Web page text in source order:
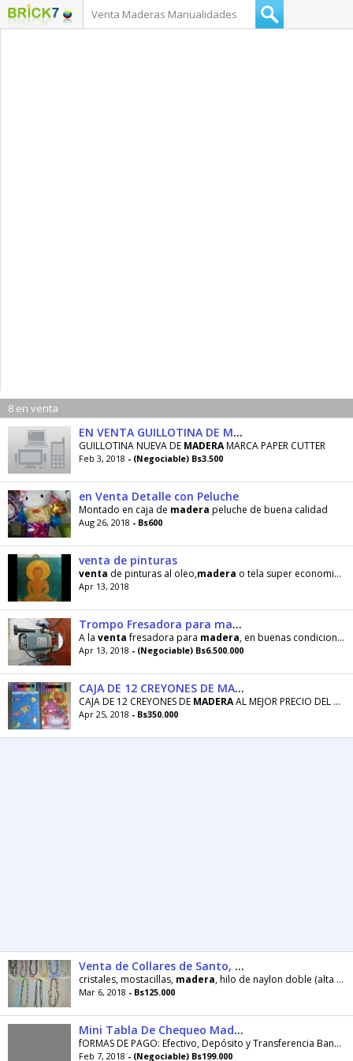
8 en venta
EN VENTA GUILLOTINA DE MADERA
GUILLOTINA NUEVA DE MADERAMARCA PAPER CUTTER
Feb 3, 2018 - (Negociable) Bs3.500
en Venta Detalle con Peluche
Montado en caja de madera peluche de buena calidad
Aug 26, 2018 - Bs600
venta de pinturas
venta de pinturas al oleo,madera o tela super economico,mlni pinturas los precios varian
Apr 13, 2018
Trompo Fresadora para madera!!!
A la ventafresadora para madera, en buenas condiciones, no tiene accesorios, solo la maquina
Apr 13, 2018 - (Negociable) Bs6.500.000
CAJA DE 12 CREYONES DE MADERA
CAJA DE 12 CREYONES DE MADERAAL MEJOR PRECIO DEL MERCADO
Apr 25, 2018 - Bs350.000
Venta de Collares de Santo, Aleyos, Ifa
cristales, mostacillas, madera, hilo de naylon doble (alta resistencia); se realizan con el camino del santo.
Mar 6, 2018 - Bs125.000
Mini Tabla De Chequeo Madera
fORMAS DE PAGO: Efectivo, Depósito y Transferencia Bancaria. BANCO B.O.D METODO DE ENVIO Domesa o ZOOM. Envíos a cualquier parte del país en la...
Feb 7, 2018 - (Negociable) Bs199.000